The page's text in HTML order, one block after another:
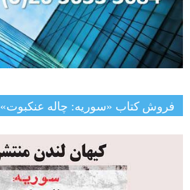
فروش کتاب «سوریه: چاله عنکبوت»